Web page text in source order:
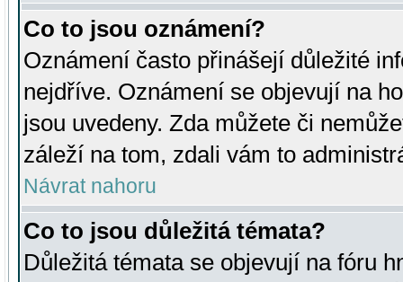
Co to jsou oznámení?
Oznámení často přinášejí důležité
nejdříve. Oznámení se objevují na
jsou uvedeny. Zda můžete či
záleží na tom, zdali vám to
Návrat nahoru
Co to jsou důležitá témata?
Důležitá témata se objevují na fóru